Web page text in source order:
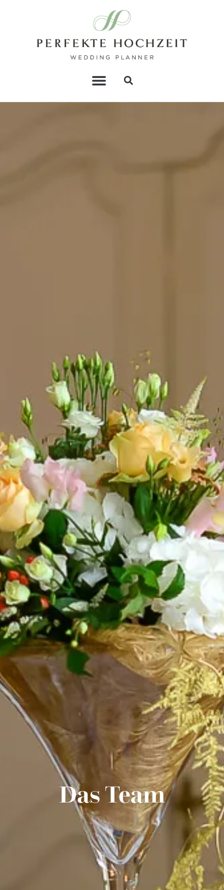
Das Team